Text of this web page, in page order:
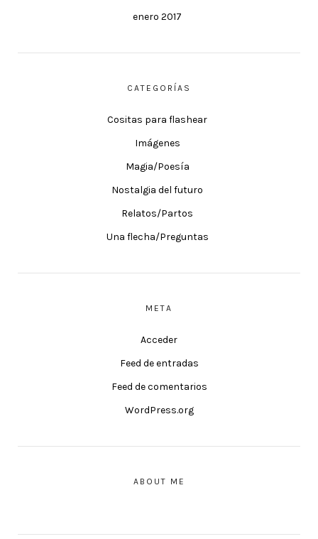
enero 2017
CATEGORÍAS
Cositas para flashear
Imágenes
Magia/Poesía
Nostalgia del futuro
Relatos/Partos
Una flecha/Preguntas
META
Acceder
Feed de entradas
Feed de comentarios
WordPress.org
ABOUT ME